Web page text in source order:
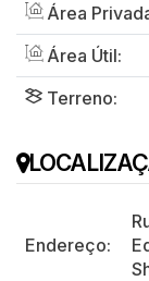
Área
Área Útil:
Terreno:
Endereço: